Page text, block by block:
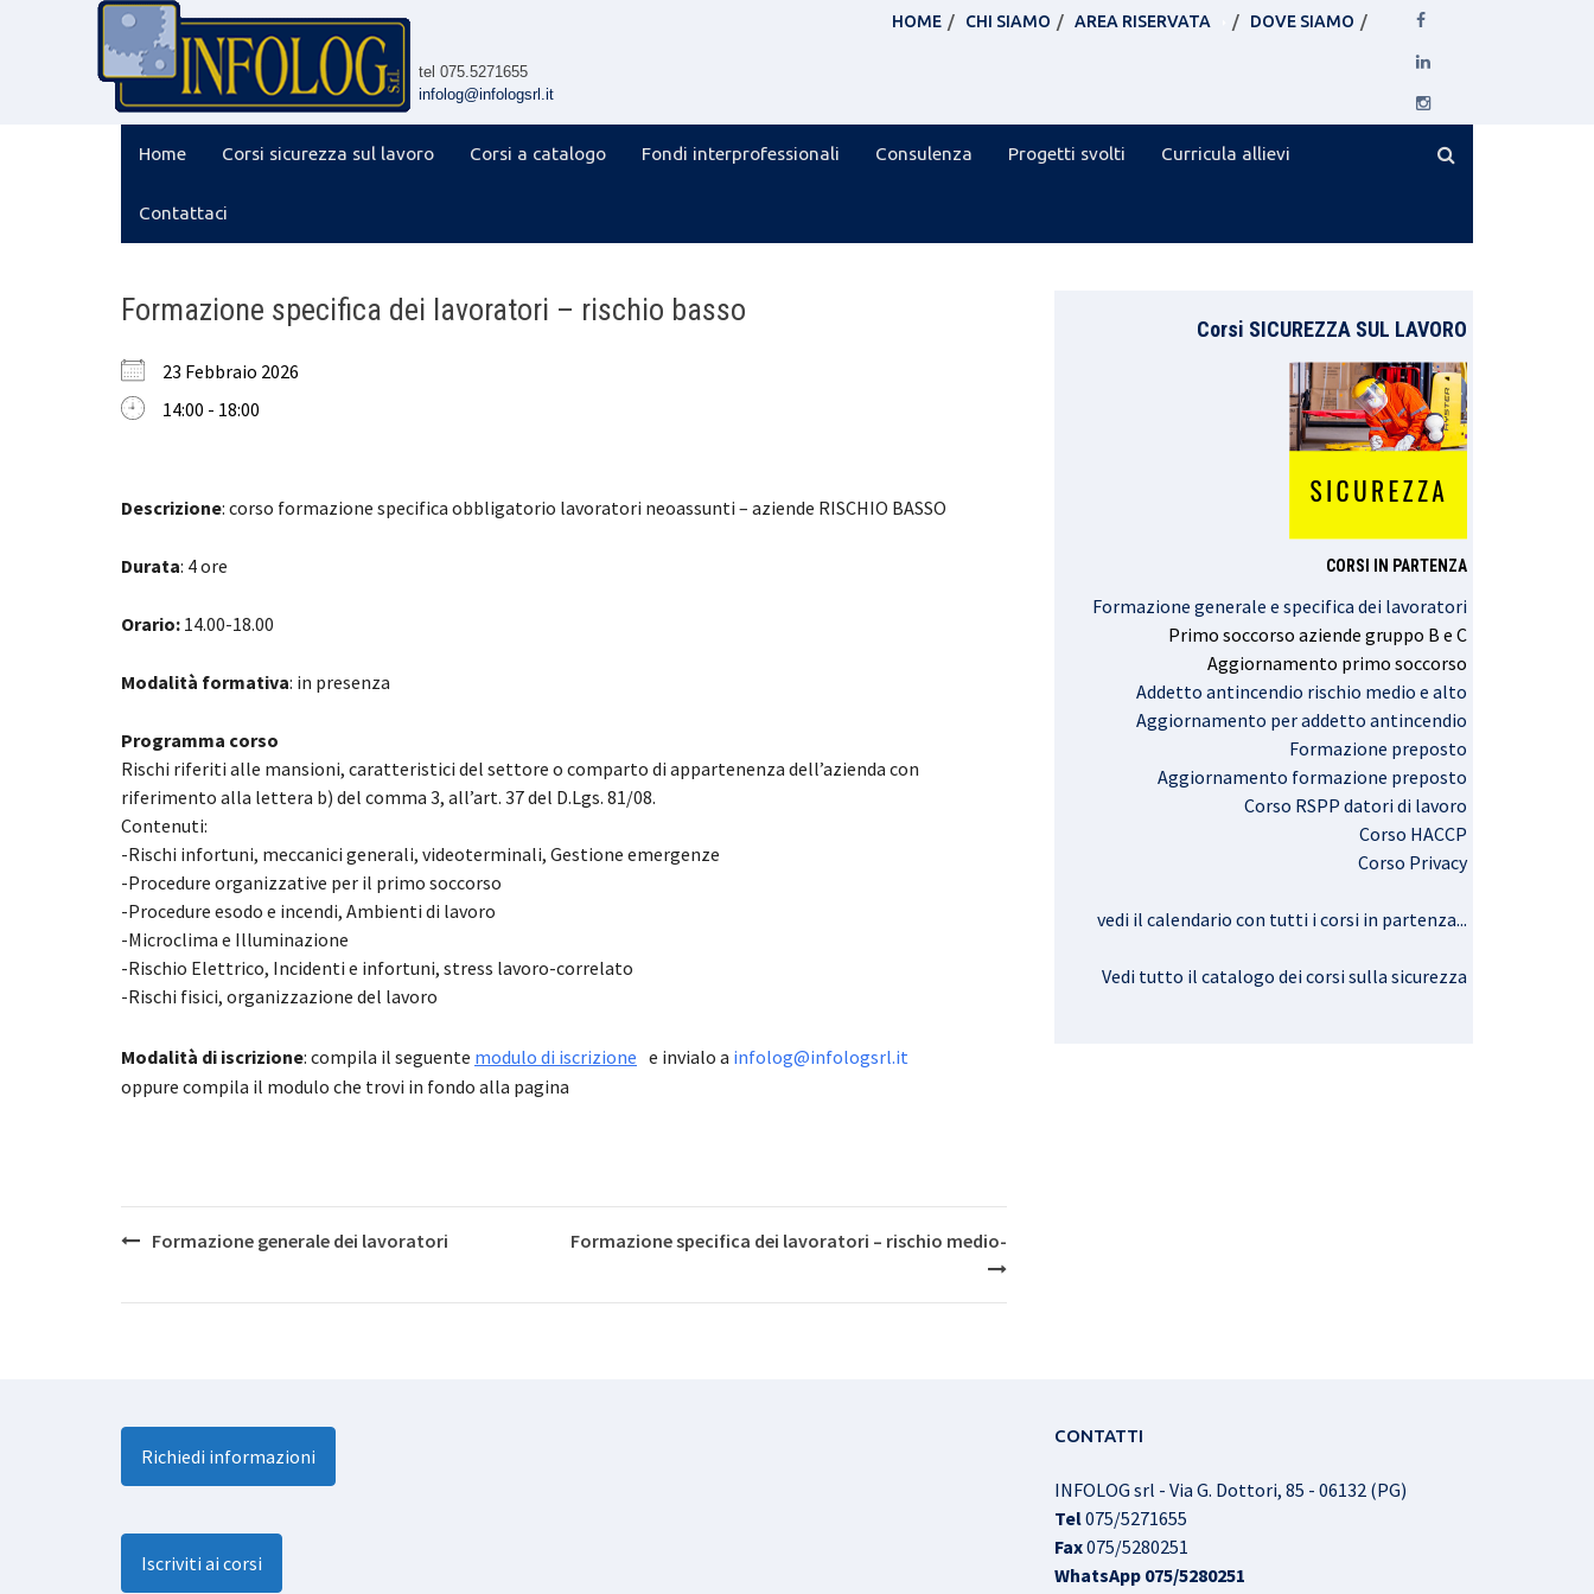
tel 075.5271655
infolog@infologsrl.it
HOME CHI SIAMO AREA RISERVATA DOVE SIAMO
Home Corsi sicurezza sul lavoro Corsi a catalogo Fondi interprofessionali Consulenza Progetti svolti Curricula allievi
Contattaci
Formazione specifica dei lavoratori – rischio basso
23 Febbraio 2026
14:00 - 18:00
Descrizione: corso formazione specifica obbligatorio lavoratori neoassunti – aziende RISCHIO BASSO
Durata: 4 ore
Orario: 14.00-18.00
Modalità formativa: in presenza
Programma corso
Rischi riferiti alle mansioni, caratteristici del settore o comparto di appartenenza dell’azienda con
riferimento alla lettera b) del comma 3, all’art. 37 del D.Lgs. 81/08.
Contenuti:
-Rischi infortuni, meccanici generali, videoterminali, Gestione emergenze
-Procedure organizzative per il primo soccorso
-Procedure esodo e incendi, Ambienti di lavoro
-Microclima e Illuminazione
-Rischio Elettrico, Incidenti e infortuni, stress lavoro-correlato
-Rischi fisici, organizzazione del lavoro
Modalità di iscrizione: compila il seguente modulo di iscrizione e invialo a infolog@infologsrl.it
oppure compila il modulo che trovi in fondo alla pagina
PostFormazione generale dei lavoratori Formazione specifica dei lavoratori – rischio medio-
Corsi SICUREZZA SUL LAVORO
CORSI IN PARTENZA
Formazione generale e specifica dei lavoratori
Primo soccorso aziende gruppo B e C
Aggiornamento primo soccorso
Addetto antincendio rischio medio e alto
Aggiornamento per addetto antincendio
Formazione preposto
Aggiornamento formazione preposto
Corso RSPP datori di lavoro
Corso HACCP
Corso Privacy
vedi il calendario con tutti i corsi in partenza...
Vedi tutto il catalogo dei corsi sulla sicurezza
Richiedi informazioni
Iscriviti ai corsi
CONTATTI
INFOLOG srl - Via G. Dottori, 85 - 06132 (PG)
Tel075/5271655
Fax075/5280251
WhatsApp075/5280251